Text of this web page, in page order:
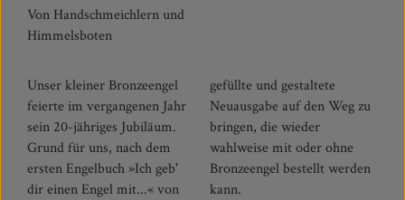
Von Handschmeichlern und
Himmelsboten
Unser kleiner Bronzeengel
feierte im vergangenen Jahr
sein 20-jähriges Jubiläum.
Grund für uns, nach dem
ersten Engelbuch »Ich geb'
dir einen Engel mit...« von
gefüllte und gestaltete
Neuausgabe auf den Weg zu
bringen, die wieder
wahlweise mit oder ohne
Bronzeengel bestellt werden
kann.